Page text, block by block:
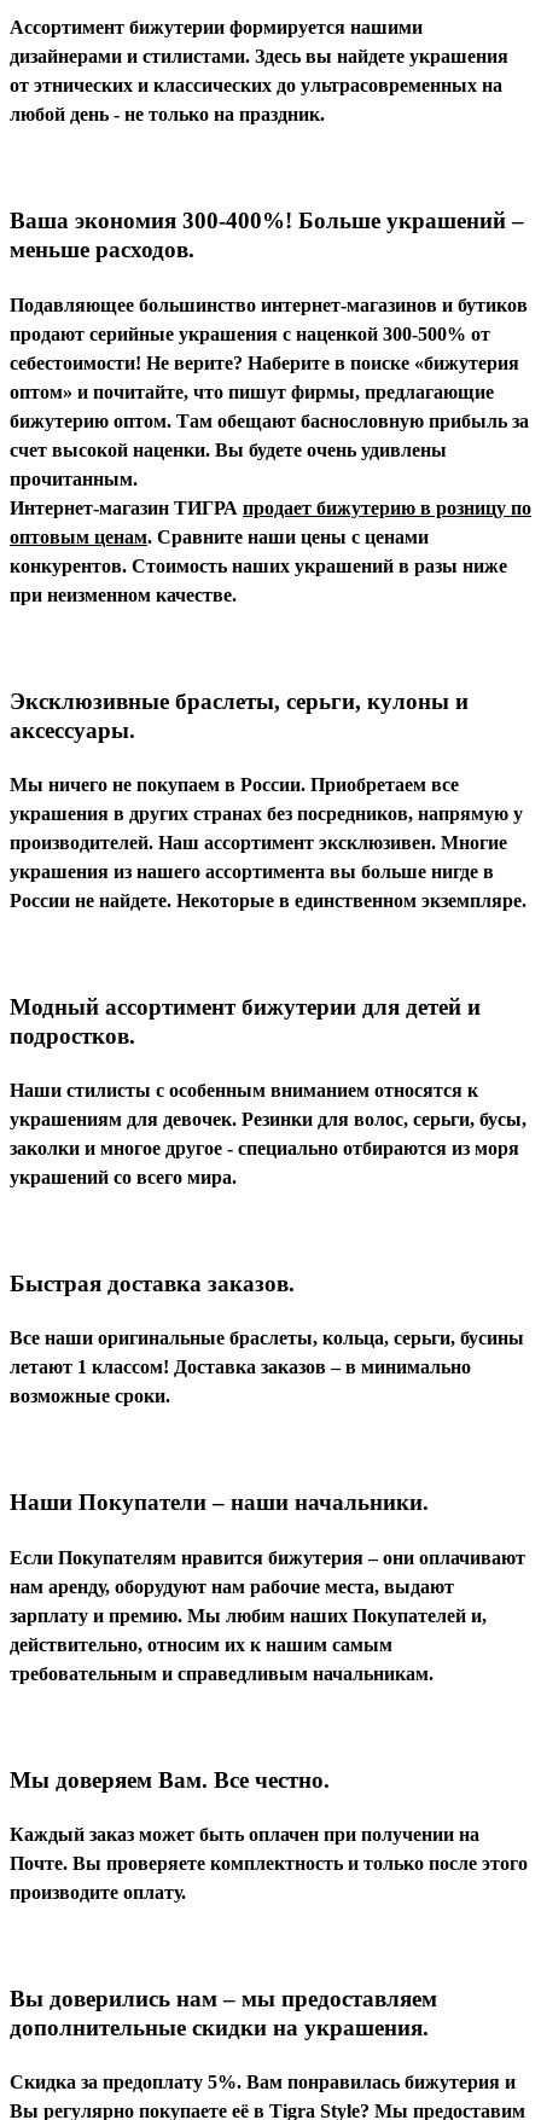
Ассортимент бижутерии формируется нашими
дизайнерами и стилистами. Здесь вы найдете украшения
от этнических и классических до ультрасовременных на
любой день - не только на праздник.
Ваша экономия 300-400%! Больше украшений –
меньше расходов.
Подавляющее большинство интернет-магазинов и бутиков
продают серийные украшения с наценкой 300-500% от
себестоимости! Не верите? Наберите в поиске «бижутерия
оптом» и почитайте, что пишут фирмы, предлагающие
бижутерию оптом. Там обещают баснословную прибыль за
счет высокой наценки. Вы будете очень удивлены
прочитанным.
Интернет-магазин ТИГРА продает бижутерию в розницу по
оптовым ценам. Сравните наши цены с ценами
конкурентов. Стоимость наших украшений в разы ниже
при неизменном качестве.
Эксклюзивные браслеты, серьги, кулоны и
аксессуары.
Мы ничего не покупаем в России. Приобретаем все
украшения в других странах без посредников, напрямую у
производителей. Наш ассортимент эксклюзивен. Многие
украшения из нашего ассортимента вы больше нигде в
России не найдете. Некоторые в единственном экземпляре.
Модный ассортимент бижутерии для детей и
подростков.
Наши стилисты с особенным вниманием относятся к
украшениям для девочек. Резинки для волос, серьги, бусы,
заколки и многое другое - специально отбираются из моря
украшений со всего мира.
Быстрая доставка заказов.
Все наши оригинальные браслеты, кольца, серьги, бусины
летают 1 классом! Доставка заказов – в минимально
возможные сроки.
Наши Покупатели – наши начальники.
Если Покупателям нравится бижутерия – они оплачивают
нам аренду, оборудуют нам рабочие места, выдают
зарплату и премию. Мы любим наших Покупателей и,
действительно, относим их к нашим самым
требовательным и справедливым начальникам.
Мы доверяем Вам. Все честно.
Каждый заказ может быть оплачен при получении на
Почте. Вы проверяете комплектность и только после этого
производите оплату.
Вы доверились нам – мы предоставляем
дополнительные скидки на украшения.
Скидка за предоплату 5%. Вам понравилась бижутерия и
Вы регулярно покупаете её в Tigra Style? Мы предоставим